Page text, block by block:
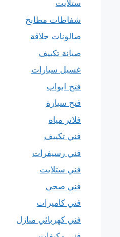
ستلايت
شفاطات مطابخ
صالونات حلاقة
صيانة تكييف
غسيل سيارات
فتح ابواب
فتح سيارة
فلاتر مياه
فني تكييف
فني رسيفرات
فني ستلايت
فني صحي
فني كاميرات
فني كهربائي منازل